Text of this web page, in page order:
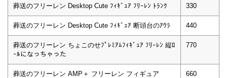
葬送のフリーレン Desktop Cute ﾌｨｷﾞｭｱ ﾌﾘｰﾚﾝ ﾄﾗﾝｸ 330
葬送のフリーレン Desktop Cute ﾌｨｷﾞｭｱ 断頭台のｱｳﾗ 440
葬送のフリーレン ちょこのせﾌﾟﾚﾐｱﾑﾌｨｷﾞｭｱ ﾌﾘｰﾚﾝ 縦ﾛ
ｰﾙになっちゃった
770
葬送のフリーレン AMP＋ フリーレン フィギュア 660